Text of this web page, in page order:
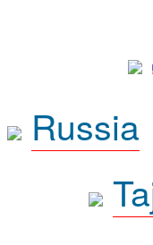
Russia